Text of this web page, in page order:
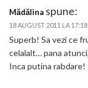
Mădălina spune:
18 AUGUST 2011 LA 17:18
Superb! Sa vezi ce
celalalt… pana
Inca putina rabdare!